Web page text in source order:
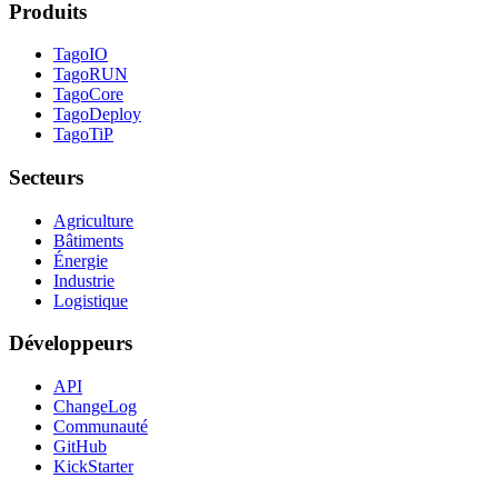
Produits
TagoIO
TagoRUN
TagoCore
TagoDeploy
TagoTiP
Secteurs
Agriculture
Bâtiments
Énergie
Industrie
Logistique
Développeurs
API
ChangeLog
Communauté
GitHub
KickStarter